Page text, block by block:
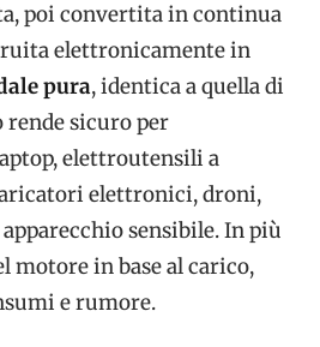
poi convertita in continua
elettronicamente in
pura, identica a quella di
rende sicuro per
elettroutensili a
elettronici, droni,
sensibile. In più
motore in base al carico,
e rumore.